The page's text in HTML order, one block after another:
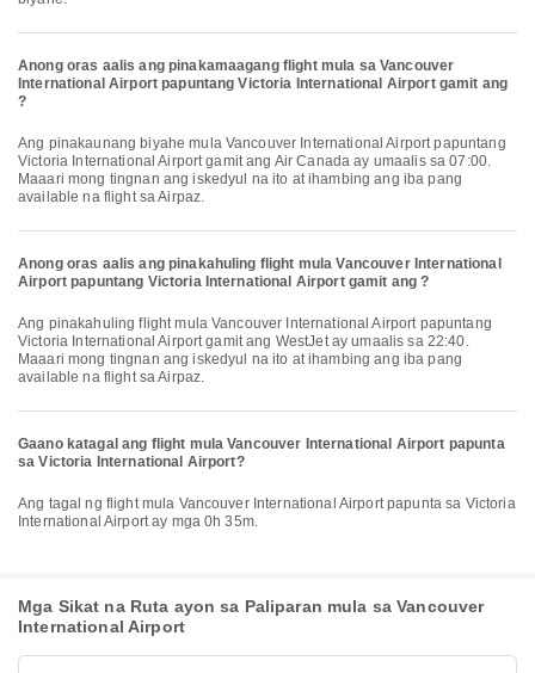
Anong oras aalis ang pinakamaagang flight mula sa Vancouver
International Airport papuntang Victoria International Airport gamit ang
?
Ang pinakaunang biyahe mula Vancouver International Airport papuntang
Victoria International Airport gamit ang Air Canada ay umaalis sa 07:00.
Maaari mong tingnan ang iskedyul na ito at ihambing ang iba pang
available na flight sa Airpaz.
Anong oras aalis ang pinakahuling flight mula Vancouver International
Airport papuntang Victoria International Airport gamit ang ?
Ang pinakahuling flight mula Vancouver International Airport papuntang
Victoria International Airport gamit ang WestJet ay umaalis sa 22:40.
Maaari mong tingnan ang iskedyul na ito at ihambing ang iba pang
available na flight sa Airpaz.
Gaano katagal ang flight mula Vancouver International Airport papunta
sa Victoria International Airport?
Ang tagal ng flight mula Vancouver International Airport papunta sa Victoria
International Airport ay mga 0h 35m.
Mga Sikat na Ruta ayon sa Paliparan mula sa Vancouver
International Airport